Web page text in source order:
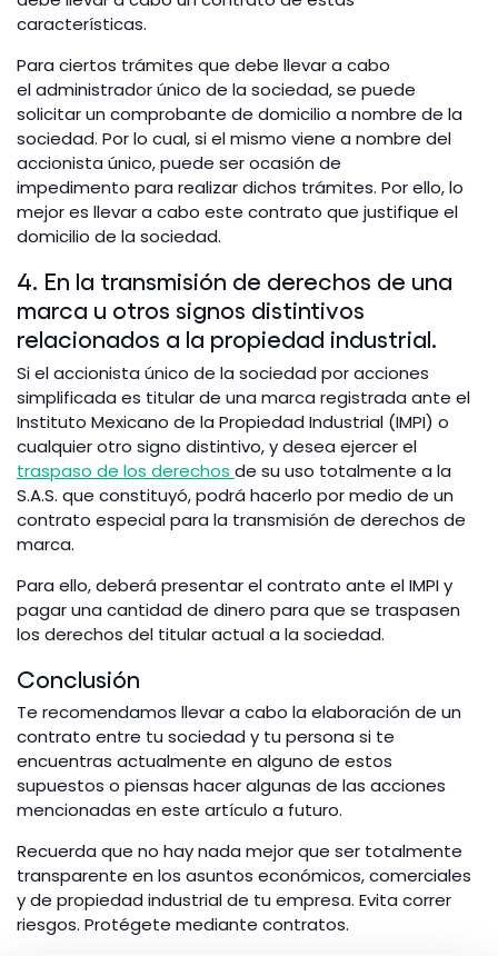
características.
Para ciertos trámites que debe llevar a cabo
el administrador único de la sociedad, se puede
solicitar un comprobante de domicilio a nombre de la
sociedad. Por lo cual, si el mismo viene a nombre del
accionista único, puede ser ocasión de
impedimento para realizar dichos trámites. Por ello, lo
mejor es llevar a cabo este contrato que justifique el
domicilio de la sociedad.
4. En la transmisión de derechos de una
marca u otros signos distintivos
relacionados a la propiedad industrial.
Si el accionista único de la sociedad por acciones
simplificada es titular de una marca registrada ante el
Instituto Mexicano de la Propiedad Industrial (IMPI) o
cualquier otro signo distintivo, y desea ejercer el
traspaso de los derechos de su uso totalmente a la
S.A.S. que constituyó, podrá hacerlo por medio de un
contrato especial para la transmisión de derechos de
marca.
Para ello, deberá presentar el contrato ante el IMPI y
pagar una cantidad de dinero para que se traspasen
los derechos del titular actual a la sociedad.
Conclusión
Te recomendamos llevar a cabo la elaboración de un
contrato entre tu sociedad y tu persona si te
encuentras actualmente en alguno de estos
supuestos o piensas hacer algunas de las acciones
mencionadas en este artículo a futuro.
Recuerda que no hay nada mejor que ser totalmente
transparente en los asuntos económicos, comerciales
y de propiedad industrial de tu empresa. Evita correr
riesgos. Protégete mediante contratos.